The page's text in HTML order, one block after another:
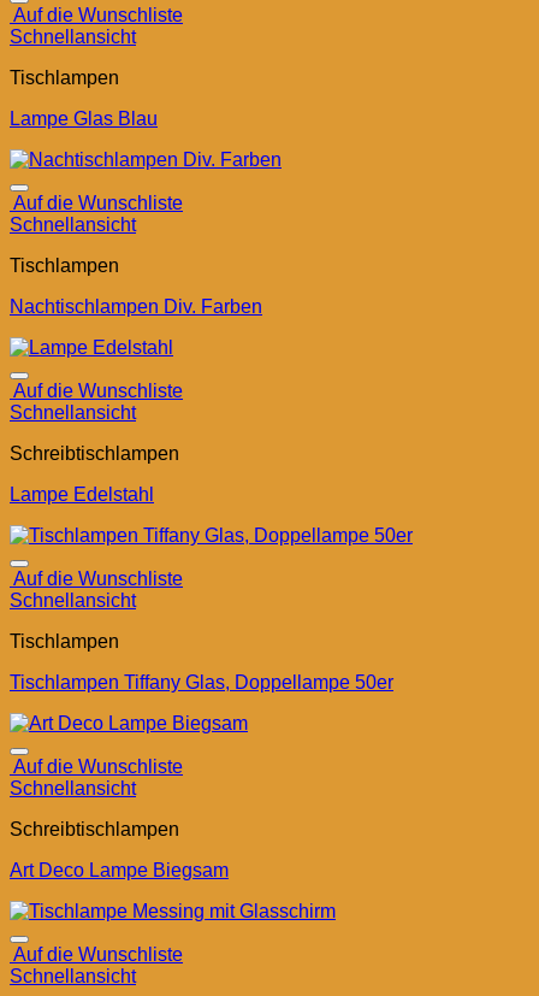
Auf die Wunschliste
Schnellansicht
Tischlampen
Lampe Glas Blau
Auf die Wunschliste
Schnellansicht
Tischlampen
Nachtischlampen Div. Farben
Auf die Wunschliste
Schnellansicht
Schreibtischlampen
Lampe Edelstahl
Auf die Wunschliste
Schnellansicht
Tischlampen
Tischlampen Tiffany Glas, Doppellampe 50er
Auf die Wunschliste
Schnellansicht
Schreibtischlampen
Art Deco Lampe Biegsam
Auf die Wunschliste
Schnellansicht